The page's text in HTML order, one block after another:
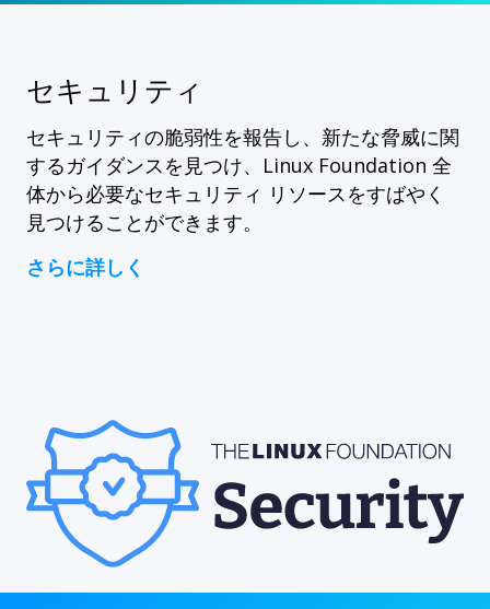
セキュリティ
セキュリティの脆弱性を報告し、新たな脅威に関
するガイダンスを見つけ、Linux Foundation 全
体から必要なセキュリティ リソースをすばやく
見つけることができます。
さらに詳しく